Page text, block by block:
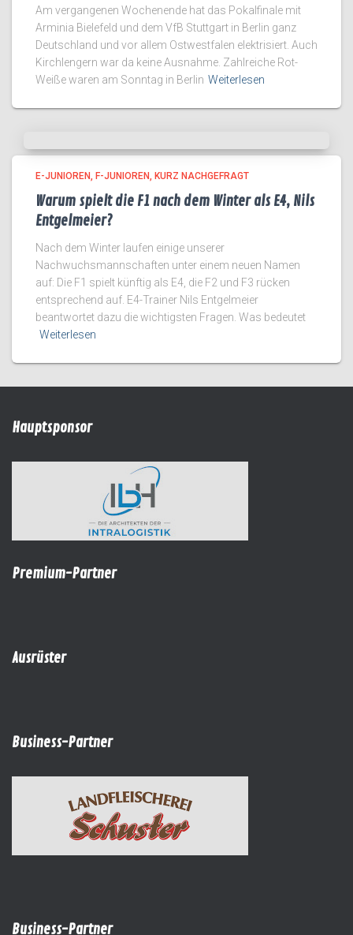
Am vergangenen Wochenende hat das Pokalfinale mit
Arminia Bielefeld und dem VfB Stuttgart in Berlin ganz
Deutschland und vor allem Ostwestfalen elektrisiert. Auch
Kirchlengern war da keine Ausnahme. Zahlreiche Rot-
Weiße waren am Sonntag in Berlin Weiterlesen
E-JUNIOREN F-JUNIOREN KURZ NACHGEFRAGT
Warum spielt die F1 nach dem Winter als E4, Nils
Entgelmeier?
Nach dem Winter laufen einige unserer
Nachwuchsmannschaften unter einem neuen Namen
auf: Die F1 spielt künftig als E4, die F2 und F3 rücken
entsprechend auf. E4-Trainer Nils Entgelmeier
beantwortet dazu die wichtigsten Fragen. Was bedeutet
Weiterlesen
Hauptsponsor
Premium-Partner
Ausrüster
Business-Partner
Business-Partner